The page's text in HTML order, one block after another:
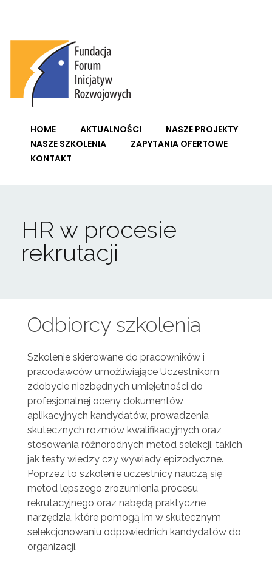
HOME AKTUALNOŚCI
NASZE PROJEKTY
NASZE SZKOLENIA
ZAPYTANIA OFERTOWE
KONTAKT
HR w procesie
rekrutacji
Odbiorcy szkolenia
Szkolenie skierowane do pracowników i
pracodawców umożliwiające Uczestnikom
zdobycie niezbędnych umiejętności do
profesjonalnej oceny dokumentów
aplikacyjnych kandydatów, prowadzenia
skutecznych rozmów kwalifikacyjnych oraz
stosowania różnorodnych metod selekcji, takich
jak testy wiedzy czy wywiady epizodyczne.
Poprzez to szkolenie uczestnicy nauczą się
metod lepszego zrozumienia procesu
rekrutacyjnego oraz nabędą praktyczne
narzędzia, które pomogą im w skutecznym
selekcjonowaniu odpowiednich kandydatów do
organizacji.